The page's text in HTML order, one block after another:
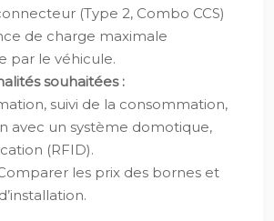
(Type 2, Combo CCS)
de charge maximale
par le véhicule.
souhaitées :
suivi de la consommation,
avec un système domotique,
(RFID).
les prix des bornes et